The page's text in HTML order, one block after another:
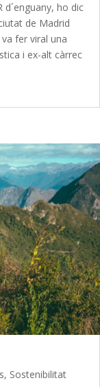
ho dic
de Madrid
fer viral una
i ex-alt càrrec
, Sostenibilitat